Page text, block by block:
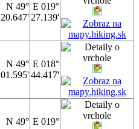
N 49°
20.647'
E 019°
27.139'
N 49°
01.595'
E 018°
44.417'
N 49° E 019°